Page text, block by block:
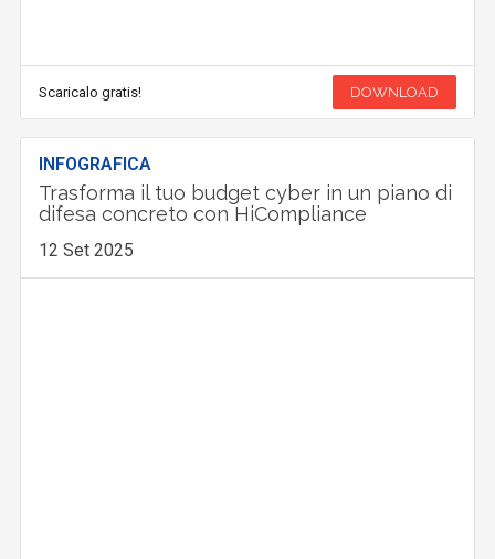
Scaricalo gratis! DOWNLOAD
INFOGRAFICA
Trasforma il tuo budget cyber in un piano di
difesa concreto con HiCompliance
12 Set 2025